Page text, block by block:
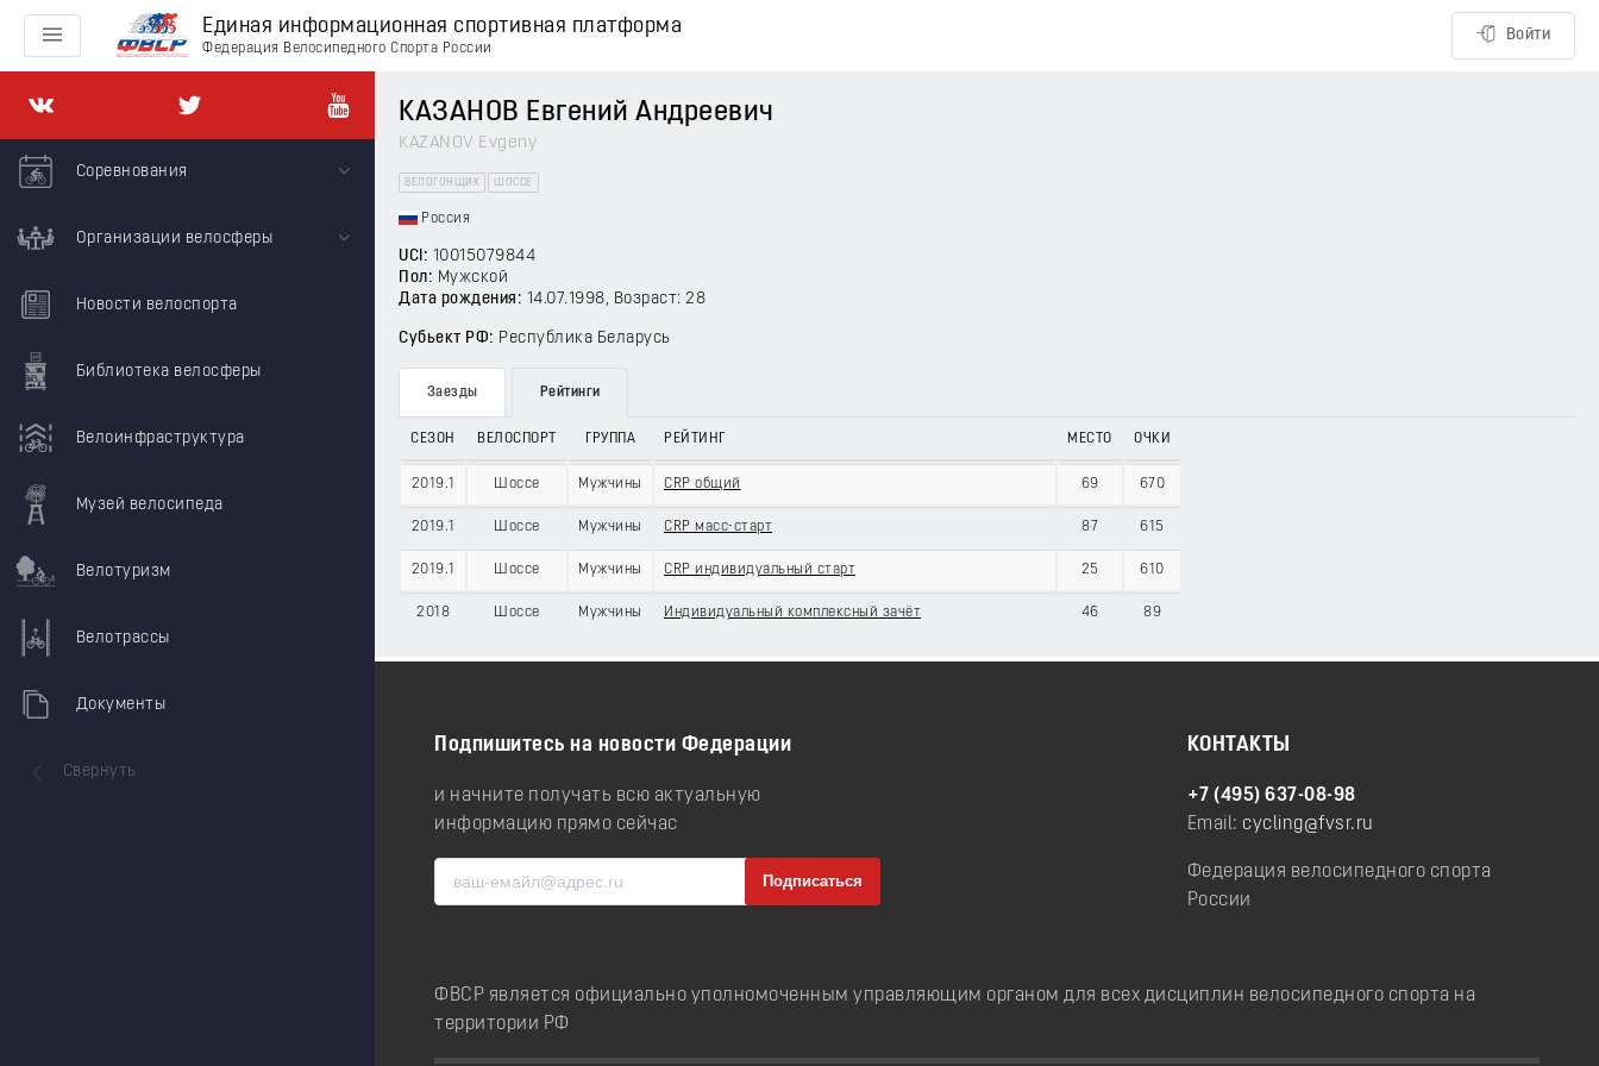
Единая информационная спортивная платформа
Федерация Велосипедного Спорта России
Войти
Соревнования
Организации велосферы
Новости велоспорта
Библиотека велосферы
Велоинфраструктура
Музей велосипеда
Велотуризм
Велотрассы
Документы
Свернуть
КАЗАНОВ Евгений Андреевич
KAZANOV Evgeny
ВЕЛОГОНЩИК ШОССЕ
Россия
UCI: 10015079844
Пол: Мужской
Дата рождения: 14.07.1998, Возраст: 28
Субьект РФ: Республика Беларусь
Заезды Рейтинги
СЕЗОН ВЕЛОСПОРТ ГРУППА РЕЙТИНГ МЕСТО ОЧКИ
2019.1 Шоссе Мужчины CRP общий 69 670
2019.1 Шоссе Мужчины CRP масс-старт 87 615
2019.1 Шоссе Мужчины CRP индивидуальный старт 25 610
2018 Шоссе Мужчины Индивидуальный комплексный зачёт 46 89
Подпишитесь на новости Федерации
и начните получать всю актуальную
информацию прямо сейчас
КОНТАКТЫ
+7 (495) 637-08-98
Email: cycling@fvsr.ru
Федерация велосипедного спорта
России
ФВСР является официально уполномоченным управляющим органом для всех дисциплин велосипедного спорта на
территории РФ